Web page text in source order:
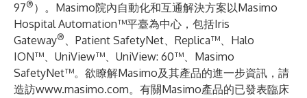
97® ）。Masimo院內自動化和互通解決方案以Masimo
Hospital Automation™平臺為中心，包括Iris
Gateway® 、Patient SafetyNet、Replica™、Halo
ION™、UniView™、UniView: 60™、Masimo
SafetyNet™。欲瞭解Masimo及其產品的進一步資訊，請
造訪www.masimo.com。有關Masimo產品的已發表臨床